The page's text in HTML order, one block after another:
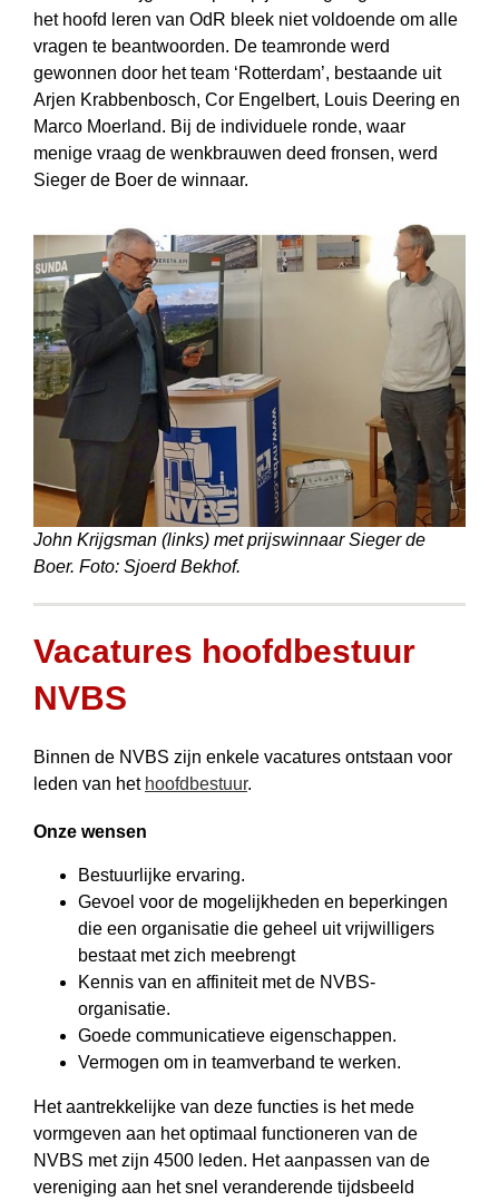
het hoofd leren van OdR bleek niet voldoende om alle
vragen te beantwoorden. De teamronde werd
gewonnen door het team ‘Rotterdam’, bestaande uit
Arjen Krabbenbosch, Cor Engelbert, Louis Deering en
Marco Moerland. Bij de individuele ronde, waar
menige vraag de wenkbrauwen deed fronsen, werd
Sieger de Boer de winnaar.
John Krijgsman (links) met prijswinnaar Sieger de
Boer. Foto: Sjoerd Bekhof.
Vacatures hoofdbestuur
NVBS
Binnen de NVBS zijn enkele vacatures ontstaan voor
leden van het hoofdbestuur.
Onze wensen
Bestuurlijke ervaring.
Gevoel voor de mogelijkheden en beperkingen
die een organisatie die geheel uit vrijwilligers
bestaat met zich meebrengt
Kennis van en affiniteit met de NVBS-
organisatie.
Goede communicatieve eigenschappen.
Vermogen om in teamverband te werken.
Het aantrekkelijke van deze functies is het mede
vormgeven aan het optimaal functioneren van de
NVBS met zijn 4500 leden. Het aanpassen van de
vereniging aan het snel veranderende tijdsbeeld